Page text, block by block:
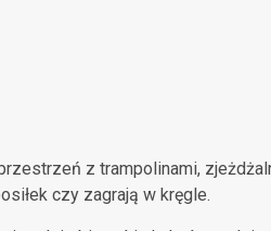
z trampolinami,
czy zagrają w kręgle.